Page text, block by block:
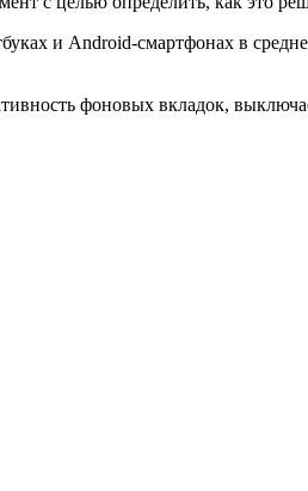
и Android-смартфонах в
фоновых вкладок,